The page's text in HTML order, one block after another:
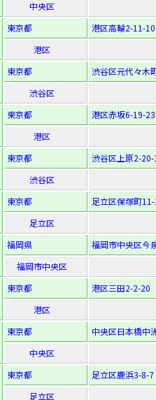
中央区
東京都
港区高輪2-11-10
港区
東京都
渋谷区元代々木
渋谷区
東京都
港区赤坂6-19-23
港区
東京都
渋谷区上原2-20-
渋谷区
東京都
足立区保塚町
足立区
福岡県
福岡市中央区今
福岡市中央区
東京都
港区三田2-2-20
港区
東京都
中央区日本橋中
中央区
東京都
足立区鹿浜3-8-7
足立区